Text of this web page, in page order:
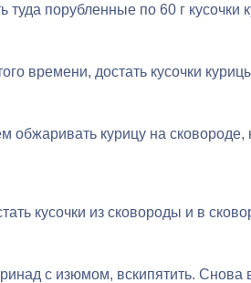
туда порубленные по 60 г
времени, достать кусочки
обжаривать курицу на сковороде,
кусочки из сковороды и в
с изюмом, вскипятить. Снова